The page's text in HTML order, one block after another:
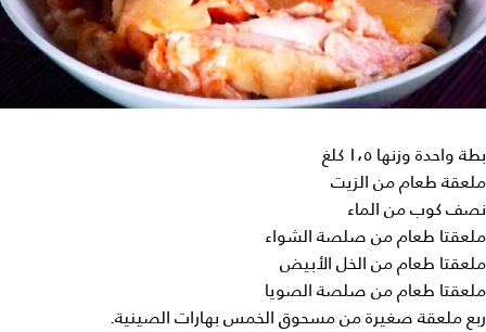
بطة واحدة وزنها ١،٥ كلغ
ملعقة طعام من الزيت
نصف كوب من الماء
ملعقتا طعام من صلصة الشواء
ملعقتا طعام من الخل الأبيض
ملعقتا طعام من صلصة الصويا
ربع ملعقة صغيرة من مسحوق الخمس بهارات الصينية.